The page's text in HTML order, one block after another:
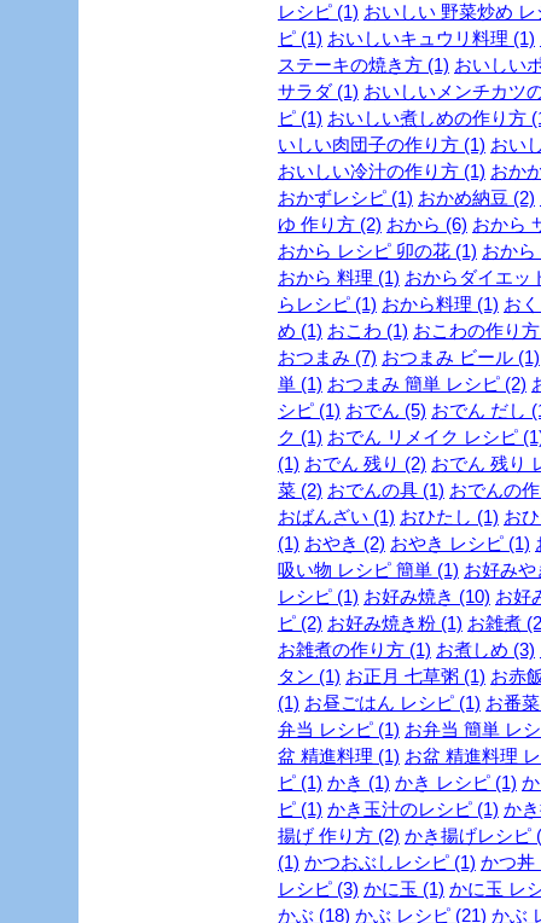
レシピ (1) おいしい 野菜炒め レ
ピ (1) おいしいキュウリ料理 (1)
ステーキの焼き方 (1) おいしい
サラダ (1) おいしいメンチカツ
ピ (1) おいしい煮しめの作り方
いしい肉団子の作り方 (1) おい
おいしい冷汁の作り方 (1) おか
おかずレシピ (1) おかめ納豆 (2)
ゆ 作り方 (2) おから (6) おから
おから レシピ 卯の花 (1) おから
おから 料理 (1) おからダイエッ
らレシピ (1) おから料理 (1) お
め (1) おこわ (1) おこわの作り
おつまみ (7) おつまみ ビール (1)
単 (1) おつまみ 簡単 レシピ (2)
シピ (1) おでん (5) おでん だし
ク (1) おでん リメイク レシピ
(1) おでん 残り (2) おでん 残り
菜 (2) おでんの具 (1) おでんの
おばんざい (1) おひたし (1) お
(1) おやき (2) おやき レシピ (1)
吸い物 レシピ 簡単 (1) お好み
レシピ (1) お好み焼き (10) お好
ピ (2) お好み焼き粉 (1) お雑煮
お雑煮の作り方 (1) お煮しめ (3)
タン (1) お正月 七草粥 (1) お赤
(1) お昼ごはん レシピ (1) お番
弁当 レシピ (1) お弁当 簡単 レ
盆 精進料理 (1) お盆 精進料理
ピ (1) かき (1) かき レシピ (1)
ピ (1) かき玉汁のレシピ (1) か
揚げ 作り方 (2) かき揚げレシピ
(1) かつおぶしレシピ (1) かつ丼
レシピ (3) かに玉 (1) かに玉 レ
かぶ (18) かぶ レシピ (21) かぶ